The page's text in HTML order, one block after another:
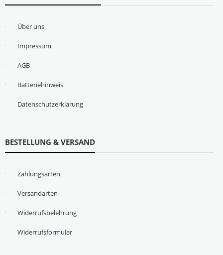
Über uns
Impressum
AGB
Batteriehinweis
Datenschutzerklärung
BESTELLUNG & VERSAND
Zahlungsarten
Versandarten
Widerrufsbelehrung
Widerrufsformular